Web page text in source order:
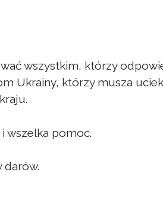
wszystkim, którzy
Ukrainy, którzy musza
wszelka pomoc.
darów.